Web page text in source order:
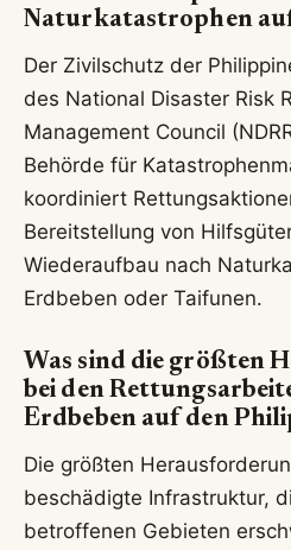
Naturkatastrophen
Der Zivilschutz der
des National Disaster Risk
Management Council
Behörde für
koordiniert
Bereitstellung von
Wiederaufbau nach
Erdbeben oder Taifunen.
Was sind die größten
bei den
Erdbeben auf den
Die größten
beschädigte Infrastruktur,
betroffenen Gebieten